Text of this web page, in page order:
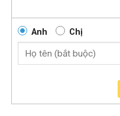
Anh Chị